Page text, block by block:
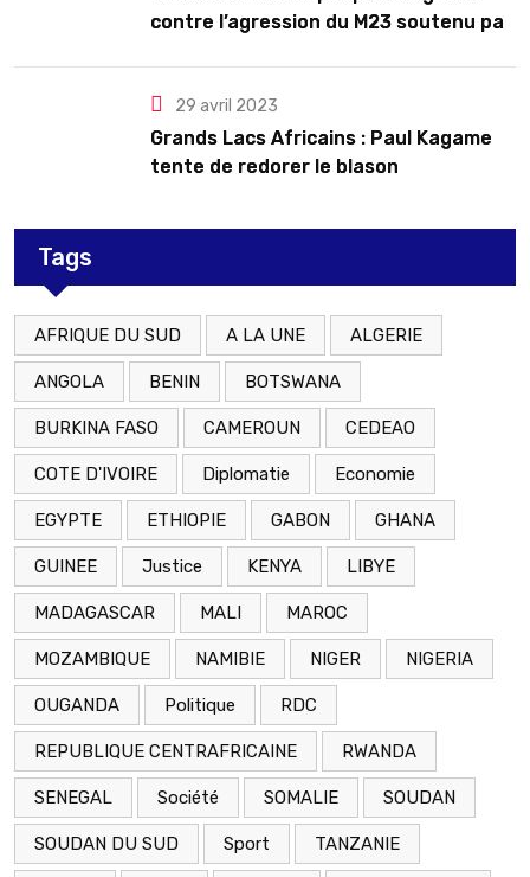
contre l’agression du M23 soutenu par
29 avril 2023
Grands Lacs Africains : Paul Kagame
tente de redorer le blason
Tags
AFRIQUE DU SUD A LA UNE ALGERIE
ANGOLA BENIN BOTSWANA
BURKINA FASO CAMEROUN CEDEAO
COTE D'IVOIRE Diplomatie Economie
EGYPTE ETHIOPIE GABON GHANA
GUINEE Justice KENYA LIBYE
MADAGASCAR MALI MAROC
MOZAMBIQUE NAMIBIE NIGER NIGERIA
OUGANDA Politique RDC
REPUBLIQUE CENTRAFRICAINE RWANDA
SENEGAL Société SOMALIE SOUDAN
SOUDAN DU SUD Sport TANZANIE